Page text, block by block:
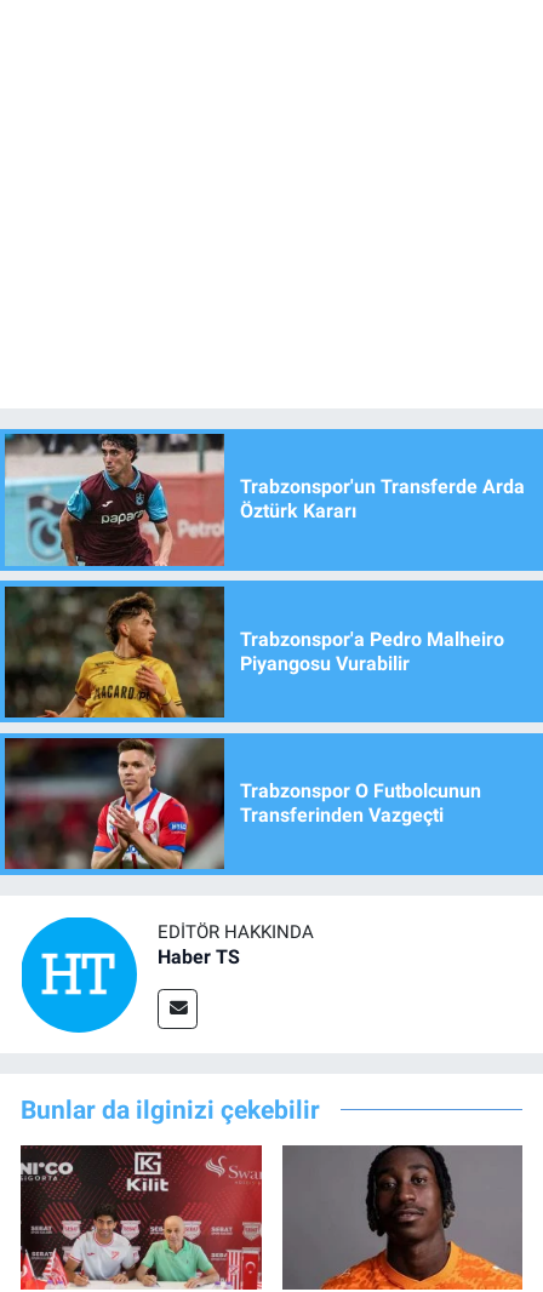
Trabzonspor'un Transferde Arda
Öztürk Kararı
Trabzonspor'a Pedro Malheiro
Piyangosu Vurabilir
Trabzonspor O Futbolcunun
Transferinden Vazgeçti
EDITÖR HAKKINDA
Haber TS
Bunlar da ilginizi çekebilir